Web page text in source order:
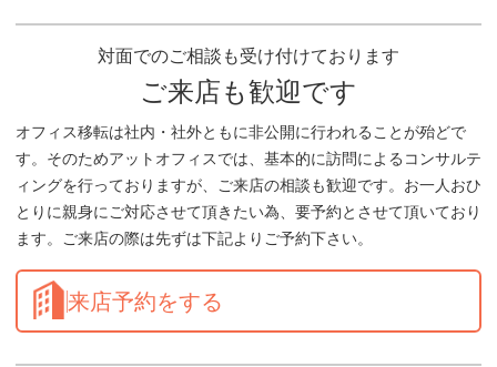
対面でのご相談も受け付けております
ご来店も歓迎です
オフィス移転は社内・社外ともに非公開に行われることが殆どで
す。そのためアットオフィスでは、基本的に訪問によるコンサルテ
ィングを行っておりますが、ご来店の相談も歓迎です。お一人おひ
とりに親身にご対応させて頂きたい為、要予約とさせて頂いており
ます。ご来店の際は先ずは下記よりご予約下さい。
来店予約をする